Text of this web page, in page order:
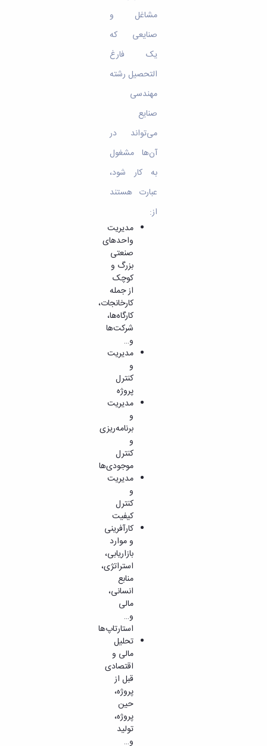
مشاغل و
صنایعی که
یک فارغ
التحصیل رشته
مهندسی
صنایع
می‌تواند در
آن‌ها مشغول
به کار شود،
عبارت هستند
از:
مدیریت
واحدهای
صنعتی
بزرگ و
کوچک
از جمله
کارخانجات،
کارگاه‌ها،
شرکت‌ها
و…
مدیریت
و
کنترل
پروژه
مدیریت
و
برنامه‌ریزی
و
کنترل
موجودی‌ها
مدیریت
و
کنترل
کیفیت
کارآفرینی
و موارد
بازاریابی،
استراتژی،
منابع
انسانی،
مالی
و…
استارتاپ‌ها
تحلیل
مالی و
اقتصادی
قبل از
پروژه،
حین
پروژه،
تولید
و…